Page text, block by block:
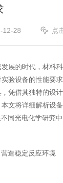
12-28 点
的时代，材料科
验设备的性能要
凭借其独特的设
文将详细解析设
同光电化学研究中
造稳定反应环境